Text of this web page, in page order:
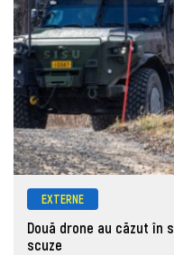
EXTERNE
Două drone au căzut în
scuze